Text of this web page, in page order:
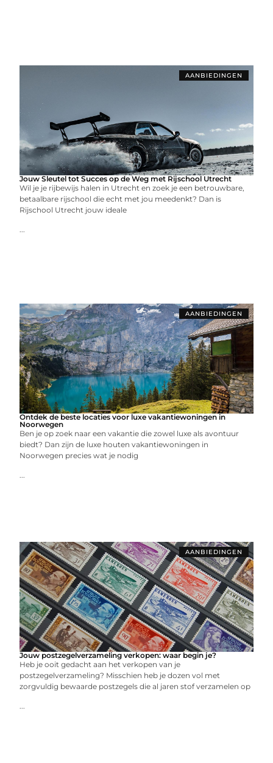
AANBIEDINGEN
Jouw Sleutel tot Succes op de Weg met Rijschool Utrecht
Wil je je rijbewijs halen in Utrecht en zoek je een betrouwbare,
betaalbare rijschool die echt met jou meedenkt? Dan is
Rijschool Utrecht jouw ideale
...
AANBIEDINGEN
Ontdek de beste locaties voor luxe vakantiewoningen in
Noorwegen
Ben je op zoek naar een vakantie die zowel luxe als avontuur
biedt? Dan zijn de luxe houten vakantiewoningen in
Noorwegen precies wat je nodig
...
AANBIEDINGEN
Jouw postzegelverzameling verkopen: waar begin je?
Heb je ooit gedacht aan het verkopen van je
postzegelverzameling? Misschien heb je dozen vol met
zorgvuldig bewaarde postzegels die al jaren stof verzamelen op
...